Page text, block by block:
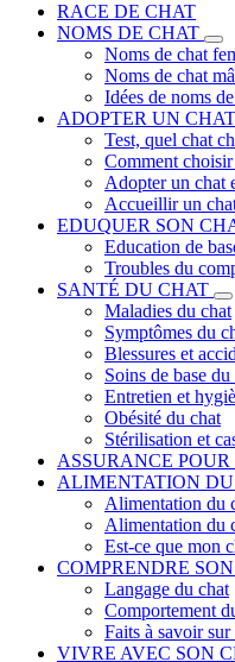
RACE DE CHAT
NOMS DE CHAT
Noms de chat
Noms de chat
Idées de noms
ADOPTER UN CHAT
Test, quel chat
Comment
Adopter un chat
Accueillir un
EDUQUER SON
Education de
Troubles du
SANTÉ DU CHAT
Maladies du chat
Symptômes du
Blessures et
Soins de base du
Entretien et
Obésité du chat
Stérilisation et
ASSURANCE
ALIMENTATION
Alimentation du
Alimentation du
Est-ce que mon
COMPRENDRE
Langage du chat
Comportement
Faits à savoir sur
VIVRE AVEC SON